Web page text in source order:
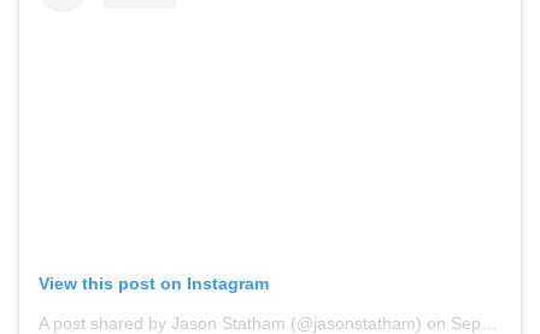
View this post on Instagram
A post shared by Jason Statham (@jasonstatham) on Sep 4, 2019 at 9:16pm PDT